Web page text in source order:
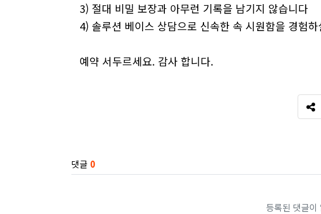
3) 절대 비밀 보장과 아무런 기록을 남기지 않습니다
4) 솔루션 베이스 상담으로 신속한 속 시원함을 경험
예약 서두르세요. 감사 합니다.
댓글 0
등록된 댓글이